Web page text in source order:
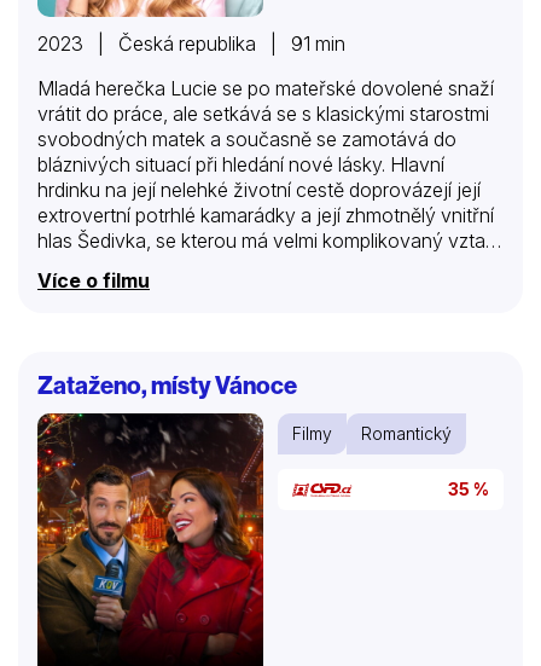
2023 | Česká republika | 91 min
Mladá herečka Lucie se po mateřské dovolené snaží
vrátit do práce, ale setkává se s klasickými starostmi
svobodných matek a současně se zamotává do
bláznivých situací při hledání nové lásky. Hlavní
hrdinku na její nelehké životní cestě doprovázejí její
extrovertní potrhlé kamarádky a její zhmotnělý vnitřní
hlas Šedivka, se kterou má velmi komplikovaný vztah.
potkáme toho pravého?
Více o filmu
Zataženo, místy Vánoce
Filmy Romantický
35 %